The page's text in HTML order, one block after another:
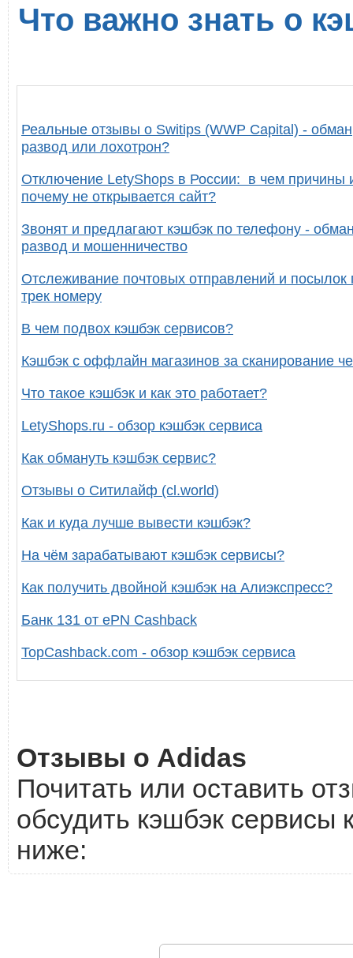
Что важно знать о
Реальные отзывы о Switips (WWP Capital) -
развод или лохотрон?
Отключение LetyShops в России: в чем причины
почему не открывается сайт?
Звонят и предлагают кэшбэк по телефону -
развод и мошенничество
Отслеживание почтовых отправлений и посылок
трек номеру
В чем подвох кэшбэк сервисов?
Кэшбэк с оффлайн магазинов за сканирование
Что такое кэшбэк и как это работает?
LetyShops.ru - обзор кэшбэк сервиса
Как обмануть кэшбэк сервис?
Отзывы о Ситилайф (cl.world)
Как и куда лучше вывести кэшбэк?
На чём зарабатывают кэшбэк сервисы?
Как получить двойной кэшбэк на Алиэкспресс?
Банк 131 от ePN Cashback
TopCashback.com - обзор кэшбэк сервиса
Отзывы о Adidas
Почитать или оставить
обсудить кэшбэк сервисы
ниже: